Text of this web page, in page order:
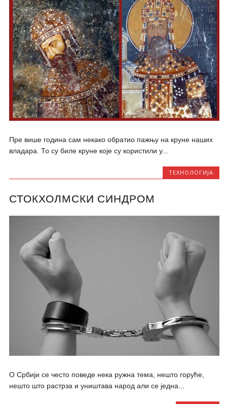
Пре више година сам некако обратио пажњу на круне наших
владара. То су биле круне које су користили у...
ТЕХНОЛОГИЈА
СТОКХОЛМСКИ СИНДРОМ
О Србији се често поведе нека ружна тема, нешто горуће,
нешто што растрза и уништава народ али се једна...